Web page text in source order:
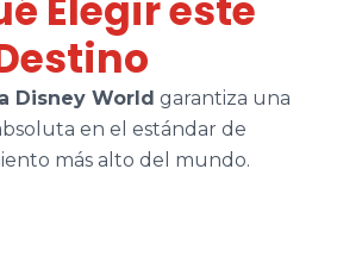
Elegir este
Disney World garantiza una
en el estándar de
más alto del mundo.